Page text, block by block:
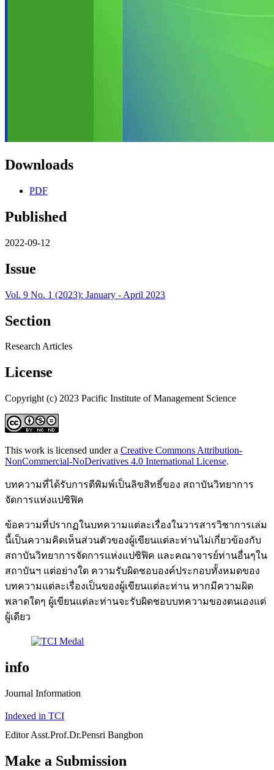
Downloads
PDF
Published
2022-09-12
Issue
Vol. 9 No. 1 (2023): January - April 2023
Section
Research Articles
License
Copyright (c) 2023 Pacific Institute of Management Science
This work is licensed under a Creative Commons Attribution-
NonCommercial-NoDerivatives 4.0 International License.
บทความที่ได้รับการตีพิมพ์เป็นลิขสิทธิ์ของ สถาบันวิทยาการ
จัดการแห่งแปซิฟิค
ข้อความที่ปรากฏในบทความแต่ละเรื่องในวารสารวิชาการเล่ม
นี้เป็นความคิดเห็นส่วนตัวของผู้เขียนแต่ละท่านไม่เกี่ยวข้องกับ
สถาบันวิทยาการจัดการแห่งแปซิฟิค และคณาจารย์ท่านอื่นๆใน
สถาบันฯ แต่อย่างใด ความรับผิดชอบองค์ประกอบทั้งหมดของ
บทความแต่ละเรื่องเป็นของผู้เขียนแต่ละท่าน หากมีความผิด
พลาดใดๆ ผู้เขียนแต่ละท่านจะรับผิดชอบบทความของตนเองแต่
ผู้เดียว
info
Journal Information
Indexed in TCI
Editor Asst.Prof.Dr.Pensri Bangbon
Make a Submission